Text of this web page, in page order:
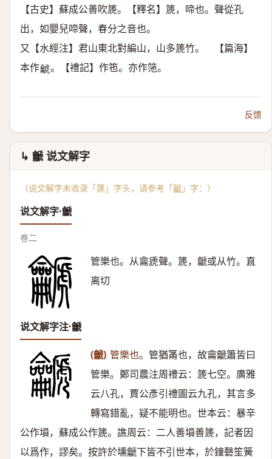
【古史】蘇成公善吹篪。【釋名】篪，啼也。聲從孔
出，如嬰兒啼聲，春分之音也。
又【水經注】君山東北對編山，山多篪竹。 【篇海】
本作𪛌 。【禮記】作竾。亦作筂。
反馈
↳ 䶵 说文解字
（说文解字未收录「篪」字头，请参考「䶵 」字：）
说文解字·䶵
卷二
管樂也。从龠虒聲。篪，䶵或从竹。直
离切
说文解字注·䶵
(䶵) 管樂也。 管猶筩也，故龠䶵簫皆曰
管樂。鄭司農注周禮云：篪七空。廣雅
云八孔，賈公彥引禮圖云九孔，其言多
轉寫錯亂，疑不能明也。世本云：暴辛
公作塤，蘇成公作篪。譙周云：二人善塤善篪，記者因
以爲作，謬矣。按許於壎䶵下皆不引世本，於鐘磬笙簧